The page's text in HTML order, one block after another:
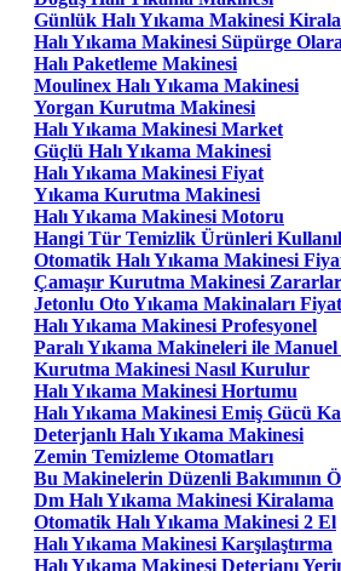
Günlük Halı Yıkama Makinesi
Halı Yıkama Makinesi Süpürge
Halı Paketleme Makinesi
Moulinex Halı Yıkama Makinesi
Yorgan Kurutma Makinesi
Halı Yıkama Makinesi Market
Güçlü Halı Yıkama Makinesi
Halı Yıkama Makinesi Fiyat
Yıkama Kurutma Makinesi
Halı Yıkama Makinesi Motoru
Hangi Tür Temizlik Ürünleri
Otomatik Halı Yıkama Makinesi
Çamaşır Kurutma Makinesi
Jetonlu Oto Yıkama Makinaları
Halı Yıkama Makinesi Profesyonel
Paralı Yıkama Makineleri ile
Kurutma Makinesi Nasıl Kurulur
Halı Yıkama Makinesi Hortumu
Halı Yıkama Makinesi Emiş Gücü
Deterjanlı Halı Yıkama Makinesi
Zemin Temizleme Otomatları
Bu Makinelerin Düzenli Bakımının
Dm Halı Yıkama Makinesi Kiralama
Otomatik Halı Yıkama Makinesi 2 El
Halı Yıkama Makinesi Karşılaştırma
Halı Yıkama Makinesi Deterjanı